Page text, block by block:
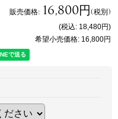
販売価格: 16,800円(税別)
(税込: 18,480円)
希望小売価格: 16,800円